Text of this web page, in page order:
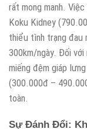
rất mong manh.
Koku Kidney
thiểu tình trạng đau
300km/ngày. Đối với
miếng đệm giáp
(300.000đ –
toàn.
Sự Đánh Đổi: